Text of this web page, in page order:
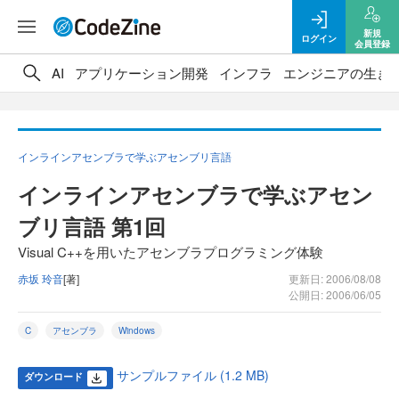
ログイン
新規
会員登録
AI アプリケーション開発 インフラ エンジニアの生き
インラインアセンブラで学ぶアセンブリ言語
インラインアセンブラで学ぶアセン
ブリ言語 第1回
Visual C++を用いたアセンブラプログラミング体験
赤坂 玲音[著]
更新日: 2006/08/08
公開日: 2006/06/05
C アセンブラ Windows
ダウンロード サンプルファイル (1.2 MB)